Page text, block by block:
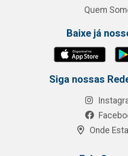
Quem
Baixe já
Siga nossas
Onde